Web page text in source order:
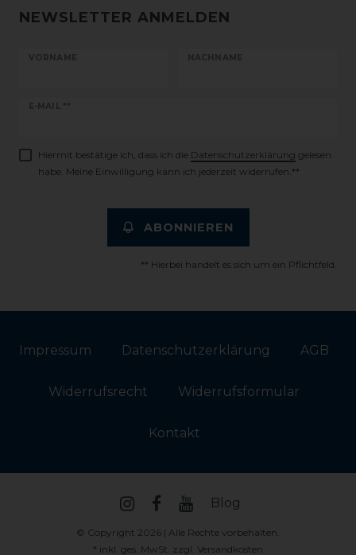
NEWSLETTER ANMELDEN
VORNAME NACHNAME
E-MAIL **
Newsletter
Hiermit bestätige ich, dass ich die Daten­schutz­erklärung gelesen
habe. Meine Einwilligung kann ich jederzeit widerrufen.**
ABONNIEREN
** Hierbei handelt es sich um ein Pflichtfeld.
Impressum Daten­schutz­erklärung AGB
Widerrufs­recht Widerrufs­formular
Kontakt
Blog
© Copyright 2026 | Alle Rechte vorbehalten.
* inkl. ges. MwSt. zzgl. Versandkosten